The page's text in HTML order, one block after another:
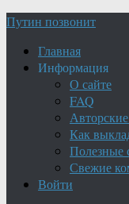
Путин позвонит
Главная
Информация
О сайте
FAQ
Как
Полезные
Свежие
Войти